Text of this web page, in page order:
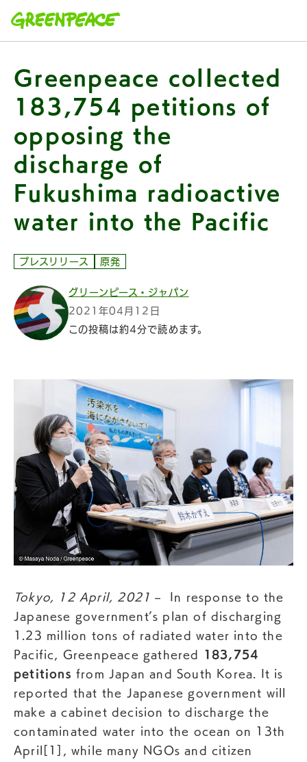
Greenpeace collected
183,754 petitions of
opposing the
discharge of
Fukushima radioactive
water into the Pacific
プレスリリース 原発
グリーンピース・ジャパン
2021年04月12日
この投稿は約4分で読めます。
Tokyo, 12 April, 2021 – In response to the
Japanese government’s plan of discharging
1.23 million tons of radiated water into the
Pacific, Greenpeace gathered
183,754
petitions from Japan and South Korea. It is
reported that the Japanese government will
make a cabinet decision to discharge the
contaminated water into the ocean on 13th
April[1], while many NGOs and citizen